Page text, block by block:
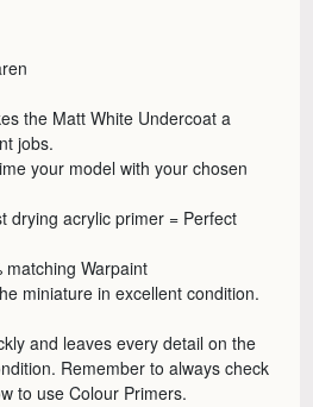
the Matt White Undercoat a
jobs.
your model with your chosen
drying acrylic primer = Perfect
Warpaint
miniature in excellent condition.
and leaves every detail on the
Remember to always check
to use Colour Primers.